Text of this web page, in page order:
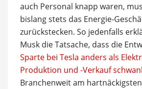
auch Personal knapp waren,
bislang stets das Energie-
zurückstecken. So jedenfalls
Musk die Tatsache, dass die
Sparte bei Tesla anders als
Produktion und -Verkauf
Branchenweit am